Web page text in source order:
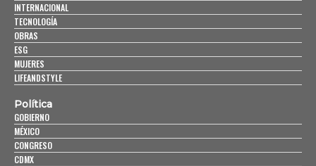
INTERNACIONAL
TECNOLOGÍA
OBRAS
ESG
MUJERES
LIFEANDSTYLE
Política
GOBIERNO
MÉXICO
CONGRESO
CDMX